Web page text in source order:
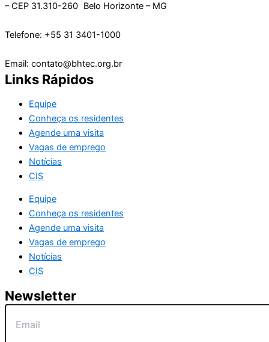
– CEP 31.310-260 Belo Horizonte – MG
Telefone: +55 31 3401-1000
Email: contato@bhtec.org.br
Links Rápidos
Equipe
Conheça os residentes
Agende uma visita
Vagas de emprego
Notícias
CIS
Equipe
Conheça os residentes
Agende uma visita
Vagas de emprego
Notícias
CIS
Newsletter